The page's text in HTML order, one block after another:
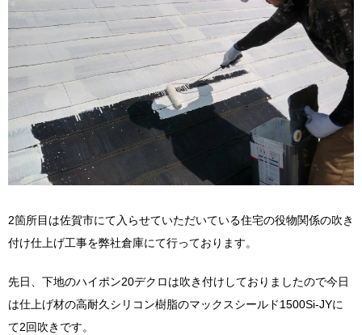
2箇所目は佐賀市にて入らせていただいている住宅の役物関係の吹き
付け仕上げ工事を弊社倉庫にて行っております。
先日、下地のハイポン20デクロは吹き付けしておりましたので今日
は仕上げ材の高耐久シリコン樹脂のマックスシールド1500Si-JYに
て2回吹きです。